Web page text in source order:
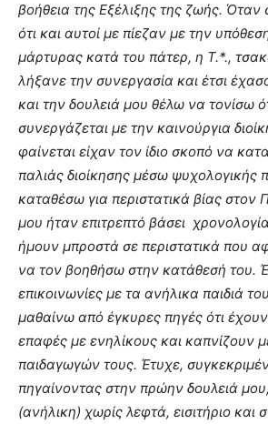
βοήθεια της Εξέλιξης της ζωής. Όταν
ότι και αυτοί με πίεζαν με την
μάρτυρας κατά του πάτερ, η Τ.*.,
λήξανε την συνεργασία και έτσι
και την δουλειά μου θέλω να τονίσω
συνεργάζεται με την καινούργια
φαίνεται είχαν τον ίδιο σκοπό να
παλιάς διοίκησης μέσω ψυχολογικής
καταθέσω για περιστατικά βίας στον
μου ήταν επιτρεπτό βάσει
ήμουν μπροστά σε περιστατικά που
να τον βοηθήσω στην κατάθεσή του.
επικοινωνίες με τα ανήλικα παιδιά
μαθαίνω από έγκυρες πηγές ότι
επαφές με ενηλίκους και καπνίζουν
παιδαγωγών τους. Έτυχε,
πηγαίνοντας στην πρώην δουλειά
(ανήλικη) χωρίς λεφτά, εισιτήριο και